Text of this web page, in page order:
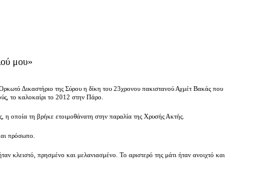
μου»
Δικαστήριο της Σύρου η δίκη του 23χρονου πακιστανού Αχμέτ Βακάς που
το καλοκαίρι το 2012 στην Πάρο.
η οποία τη βρήκε ετοιμοθάνατη στην παραλία της Χρυσής Ακτής.
πρόσωπο.
κλειστό, πρησμένο και μελανιασμένο. Το αριστερό της μάτι ήταν ανοιχτό και